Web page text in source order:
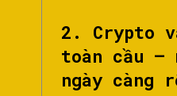
2. Crypto
toàn cầu –
ngày càng